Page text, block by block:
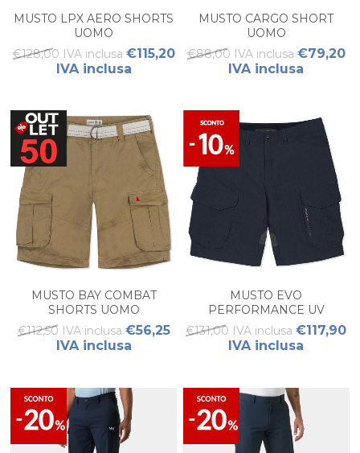
MUSTO LPX AERO SHORTS
UOMO
€128,00 IVA inclusa €115,20
IVA inclusa
MUSTO CARGO SHORT
UOMO
€88,00 IVA inclusa €79,20
IVA inclusa
MUSTO BAY COMBAT
SHORTS UOMO
€112,50 IVA inclusa €56,25
IVA inclusa
MUSTO EVO
PERFORMANCE UV
SHORTS UOMO
€131,00 IVA inclusa €117,90
IVA inclusa